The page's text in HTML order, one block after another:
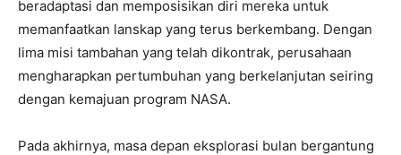
beradaptasi dan memposisikan diri mereka untuk
memanfaatkan lanskap yang terus berkembang. Dengan
lima misi tambahan yang telah dikontrak, perusahaan
mengharapkan pertumbuhan yang berkelanjutan seiring
dengan kemajuan program NASA.
Pada akhirnya, masa depan eksplorasi bulan bergantung